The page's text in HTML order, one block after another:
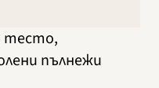
тесто,
пълнежи